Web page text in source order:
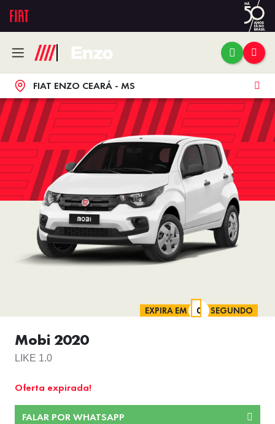
FIAT ENZO CEARÁ - MS
EXPIRA EM SEGUNDO
Mobi 2020
LIKE 1.0
Oferta expirada!
FALAR POR WHATSAPP